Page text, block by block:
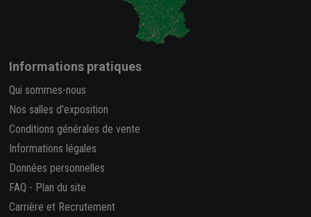
Informations pratiques
Qui sommes-nous
Nos salles d'exposition
Conditions générales de vente
Informations légales
Données personnelles
FAQ - Plan du site
Carrière et Recrutement